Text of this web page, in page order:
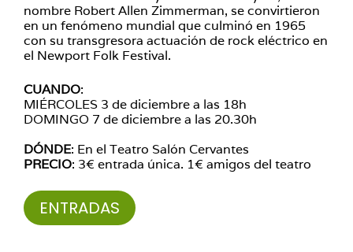
nombre Robert Allen Zimmerman, se convirtieron
en un fenómeno mundial que culminó en 1965
con su transgresora actuación de rock eléctrico en
el Newport Folk Festival.
CUANDO:
MIÉRCOLES 3 de diciembre a las 18h
DOMINGO 7 de diciembre a las 20.30h
DÓNDE: En el Teatro Salón Cervantes
PRECIO: 3€ entrada única. 1€ amigos del teatro
ENTRADAS